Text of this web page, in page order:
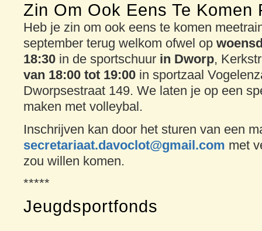
Zin Om Ook Eens Te Komen
Heb je zin om ook eens te komen
september terug welkom ofwel op
18:30 in de sportschuur in Dworp,
van 18:00 tot 19:00 in sportzaal
Dworpsestraat 149. We laten je op een
maken met volleybal.
Inschrijven kan door het sturen van een
secretariaat.davoclot@gmail.com met
zou willen komen.
*****
Jeugdsportfonds